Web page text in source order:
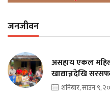
जनजीवन
असहाय एकल
खाद्यान्नदेखि
शनिबार, साउन ९,